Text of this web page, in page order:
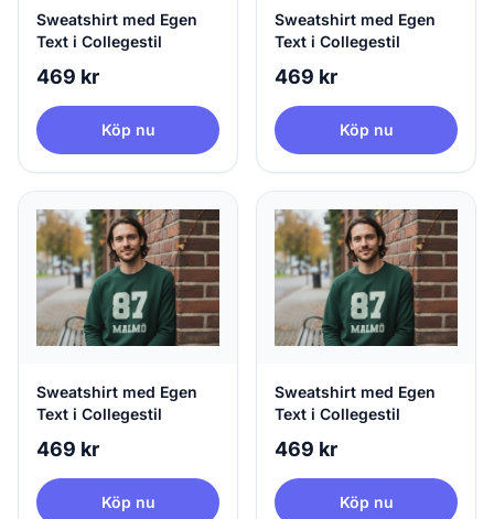
Sweatshirt med Egen
Text i Collegestil
469 kr
Köp nu
Sweatshirt med Egen
Text i Collegestil
469 kr
Köp nu
Sweatshirt med Egen
Text i Collegestil
469 kr
Köp nu
Sweatshirt med Egen
Text i Collegestil
469 kr
Köp nu